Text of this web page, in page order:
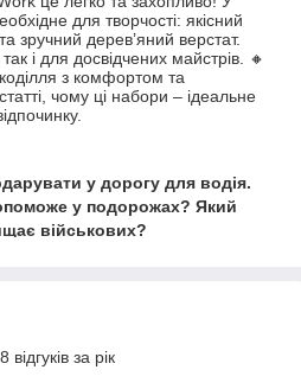
для творчості: якісний
зручний дерев’яний верстат.
і для досвідчених майстрів. 🔸
з комфортом та
чому ці набори – ідеальне
у дорогу для водія.
у подорожах? Який
військових?
за рік